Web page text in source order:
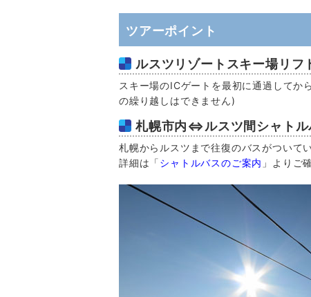
ツアーポイント
ルスツリゾートスキー場リ
スキー場のICゲートを最初に通過してか
の繰り越しはできません)
札幌市内⇔ルスツ間シャトル
札幌からルスツまで往復のバスがついて
詳細は「シャトルバスのご案内 」よりご